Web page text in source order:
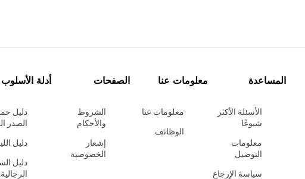
المساعدة
الأسئلة الأكثر
شيوعًا
معلومات
التوصيل
سياسة الإرجاع
معلومات عنا
معلومات عنا
الوظائف
الصفحات
الشروط
والأحكام
إشعار
الخصوصية
أدلة الأسلوب
دليل
الصدر
دليل
دليل
الرجالية